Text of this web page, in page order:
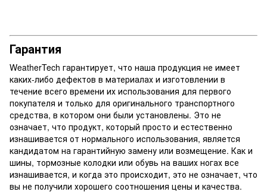
Гарантия
WeatherTech гарантирует, что наша продукция не имеет
каких-либо дефектов в материалах и изготовлении в
течение всего времени их использования для первого
покупателя и только для оригинального транспортного
средства, в котором они были установлены. Это не
означает, что продукт, который просто и естественно
изнашивается от нормального использования, является
кандидатом на гарантийную замену или возмещение. Как и
шины, тормозные колодки или обувь на ваших ногах все
изнашивается, и когда это происходит, это не означает, что
вы не получили хорошего соотношения цены и качества.